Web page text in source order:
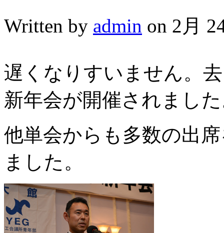
Written by admin on 2月
遅くなりすいません。
新年会が開催されまし
他単会からも多数の出
ました。